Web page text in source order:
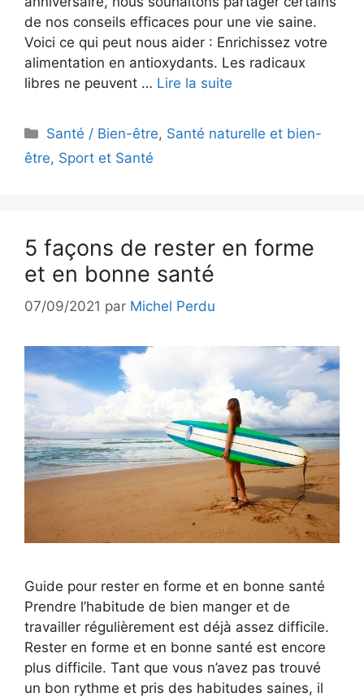
de nos conseils efficaces pour une vie saine.
Voici ce qui peut nous aider : Enrichissez votre
alimentation en antioxydants. Les radicaux
libres ne peuvent … Lire la suite
Catégories
Santé / Bien-être, Santé naturelle et bien-
être, Sport et Santé
5 façons de rester en forme
et en bonne santé
07/09/2021 par Michel Perdu
Guide pour rester en forme et en bonne santé
Prendre l’habitude de bien manger et de
travailler régulièrement est déjà assez difficile.
Rester en forme et en bonne santé est encore
plus difficile. Tant que vous n’avez pas trouvé
un bon rythme et pris des habitudes saines, il